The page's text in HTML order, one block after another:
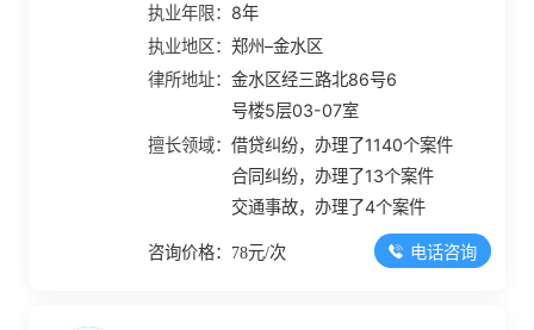
执业年限： 8年
执业地区：郑州–金水区
律所地址：金水区经三路北86号6
号楼5层03-07室
擅长领域：借贷纠纷，办理了1140个案件
合同纠纷，办理了13个案件
交通事故，办理了4个案件
咨询价格：78元/次 电话咨询